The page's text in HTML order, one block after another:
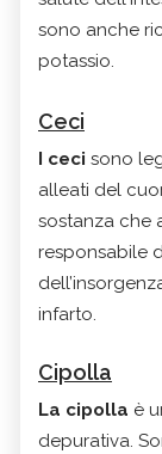
sono anche
potassio.
Ceci
I ceci sono
alleati del
sostanza che
responsabile
infarto.
Cipolla
La cipolla è
depurativa.